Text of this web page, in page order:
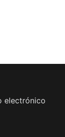
electrónico